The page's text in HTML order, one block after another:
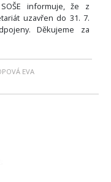
informuje, že z
uzavřen do 31. 7.
Děkujeme za
EVA